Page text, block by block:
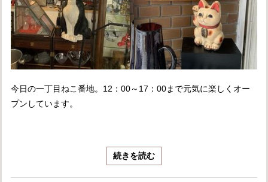
今日の一丁目ねこ番地。12：00～17：00まで元気に楽しくオー
プンしています。
続きを読む